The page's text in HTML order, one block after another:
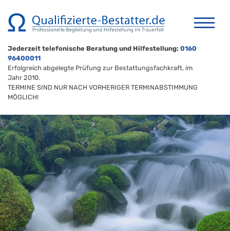
Jederzeit telefonische Beratung und Hilfestellung: 0160
96400011
Erfolgreich abgelegte Prüfung zur Bestattungsfachkraft, im
Jahr 2010.
TERMINE SIND NUR NACH VORHERIGER TERMINABSTIMMUNG
MÖGLICH!